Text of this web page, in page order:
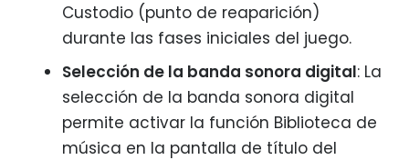
Custodio (punto de reaparición)
durante las fases iniciales del juego.
Selección de la banda sonora digital: La
selección de la banda sonora digital
permite activar la función Biblioteca de
música en la pantalla de título del